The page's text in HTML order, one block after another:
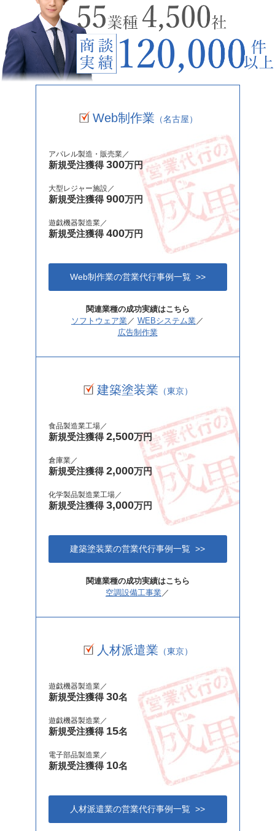
Web制作業 （名古屋）
アパレル製造・販売業／
新規受注獲得300万円
大型レジャー施設／
新規受注獲得900万円
遊戯機器製造業／
新規受注獲得400万円
Web制作業の営業代行事例一覧 >>
関連業種の成功実績はこちら
ソフトウェア業 ／ WEBシステム業 ／
広告制作業
建築塗装業 （東京）
食品製造業工場／
新規受注獲得2,500万円
倉庫業／
新規受注獲得2,000万円
化学製品製造業工場／
新規受注獲得3,000万円
建築塗装業の営業代行事例一覧 >>
関連業種の成功実績はこちら
空調設備工事業 ／
人材派遣業 （東京）
遊戯機器製造業／
新規受注獲得30名
遊戯機器製造業／
新規受注獲得 15名
電子部品製造業／
新規受注獲得 10名
人材派遣業の営業代行事例一覧 >>